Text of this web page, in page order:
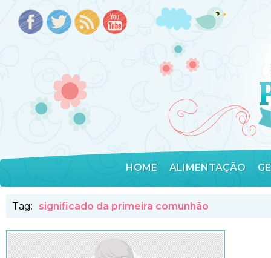
HOME ALIMENTAÇÃO
Tag: significado da primeira comunhão